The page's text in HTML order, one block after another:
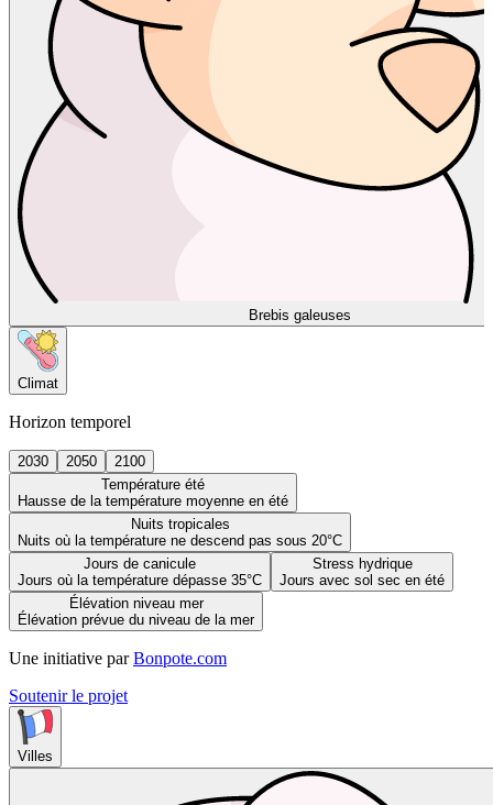
Brebis galeuses
Climat
Horizon temporel
2030 2050
2100
Température été
Hausse de la température moyenne en été
Nuits tropicales
Nuits où la température ne descend pas sous 20°C
Jours de canicule
Jours où la température dépasse 35°C
Stress hydrique
Jours avec sol sec en été
Élévation niveau mer
Élévation prévue du niveau de la mer
Une initiative par Bonpote.com
Soutenir le projet
Villes